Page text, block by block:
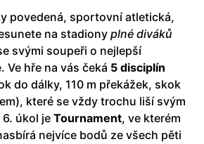
povedená, sportovní atletická,
na stadiony plné diváků
svými soupeři o nejlepší
Ve hře na vás čeká 5 disciplín
do dálky, 110 m překážek, skok
které se vždy trochu liší svým
úkol je Tournament, ve kterém
nejvíce bodů ze všech pěti